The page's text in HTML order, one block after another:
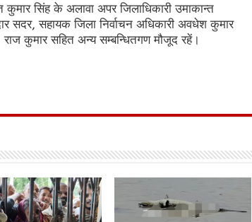
सिंह के अलावा अपर जिलाधिकारी उमाकान्त
सदर, सहायक जिला निर्वाचन अधिकारी अवधेश कुमार
कुमार सहित अन्य सम्बन्धितगण मौजूद रहें।